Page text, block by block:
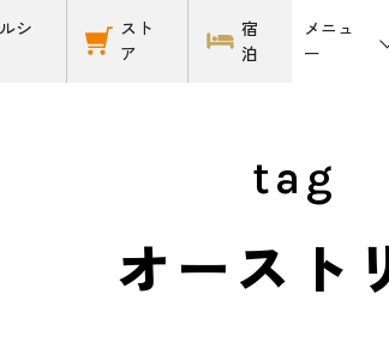
シ
スト
ア
宿
泊
メニュ
ー
tag
オースト